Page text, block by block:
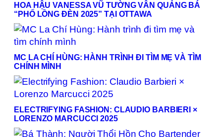
HOA HẬU VANESSA VŨ TƯỜNG VÂN QUẢNG BÁ
“PHỐ LỒNG ĐÈN 2025” TẠI OTTAWA
MC LA CHÍ HÙNG: HÀNH TRÌNH ĐI TÌM MẸ VÀ TÌM
CHÍNH MÌNH
ELECTRIFYING FASHION: CLAUDIO BARBIERI ×
LORENZO MARCUCCI 2025